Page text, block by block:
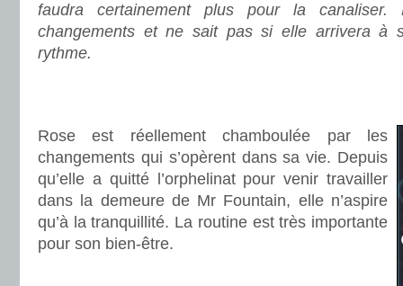
faudra certainement plus pour la
changements et ne sait pas si elle arrivera à
rythme.
Rose est réellement chamboulée par les
changements qui s’opèrent dans sa vie. Depuis
qu’elle a quitté l’orphelinat pour venir travailler
dans la demeure de Mr Fountain, elle n’aspire
qu’à la tranquillité. La routine est très importante
pour son bien-être.